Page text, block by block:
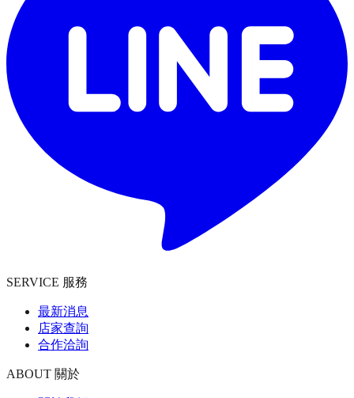
SERVICE 服務
最新消息
店家查詢
合作洽詢
ABOUT 關於